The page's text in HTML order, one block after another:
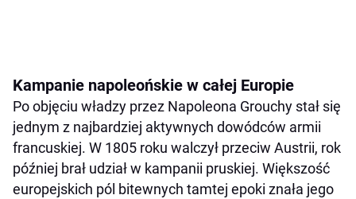
Kampanie napoleońskie w całej Europie
Po objęciu władzy przez Napoleona Grouchy stał się
jednym z najbardziej aktywnych dowódców armii
francuskiej. W 1805 roku walczył przeciw Austrii, rok
później brał udział w kampanii pruskiej. Większość
europejskich pól bitewnych tamtej epoki znała jego